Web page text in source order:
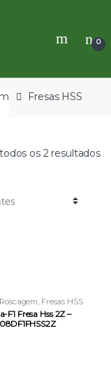
0
Fresas HSS
os 2 resultados
Fresas HSS
F1 Fresa Hss 2Z –
08DF1FHSS2Z